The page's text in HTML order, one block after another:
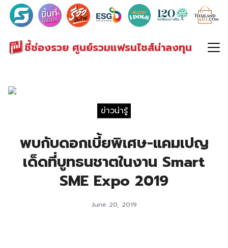
ชี้ช่องรวย ศูนย์รวมแฟรนไชส์น่าลงทุน
Search
for:
ข่าวน่ารู้
พบกับดอกเบี้ยพิเศษ-แคมเปญ
เด็ดที่บูทธนชาตในงาน Smart
SME Expo 2019
June 20, 2019